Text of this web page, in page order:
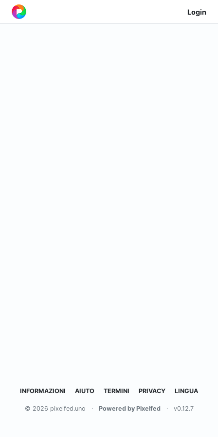
Login
INFORMAZIONI AIUTO TERMINI PRIVACY LINGUA
© 2026 pixelfed.uno · Powered by Pixelfed · v0.12.7